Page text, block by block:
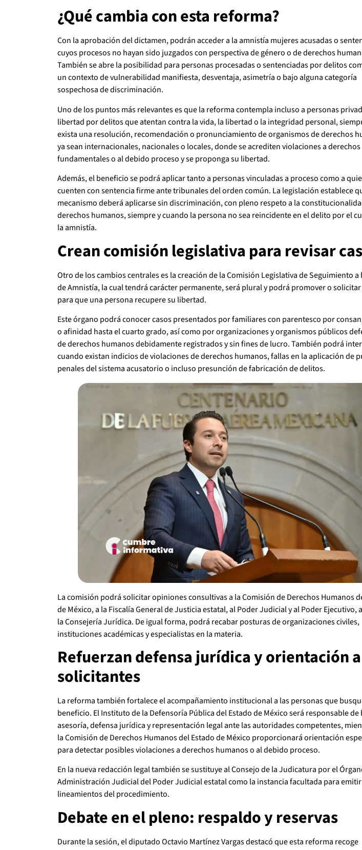
¿Qué cambia con esta reforma?
Con la aprobación del dictamen, podrán acceder a la amnistía mujeres acusadas o
cuyos procesos no hayan sido juzgados con perspectiva de género o de derechos
También se abre la posibilidad para personas procesadas o sentenciadas por delitos
un contexto de vulnerabilidad manifiesta, desventaja, asimetría o bajo alguna categoría
sospechosa de discriminación.
Uno de los puntos más relevantes es que la reforma contempla incluso a personas
libertad por delitos que atentan contra la vida, la libertad o la integridad personal,
exista una resolución, recomendación o pronunciamiento de organismos de derechos
ya sean internacionales, nacionales o locales, donde se acrediten violaciones a derechos
fundamentales o al debido proceso y se proponga su libertad.
Además, el beneficio se podrá aplicar tanto a personas vinculadas a proceso como a
cuenten con sentencia firme ante tribunales del orden común. La legislación establece
mecanismo deberá aplicarse sin discriminación, con pleno respeto a la
derechos humanos, siempre y cuando la persona no sea reincidente en el delito por el
la amnistía.
Crean comisión legislativa para revisar
Otro de los cambios centrales es la creación de la Comisión Legislativa de Seguimiento a
de Amnistía, la cual tendrá carácter permanente, será plural y podrá promover o
para que una persona recupere su libertad.
Este órgano podrá conocer casos presentados por familiares con parentesco por
o afinidad hasta el cuarto grado, así como por organizaciones y organismos públicos
de derechos humanos debidamente registrados y sin fines de lucro. También podrá
cuando existan indicios de violaciones de derechos humanos, fallas en la aplicación de
penales del sistema acusatorio o incluso presunción de fabricación de delitos.
La comisión podrá solicitar opiniones consultivas a la Comisión de Derechos Humanos
de México, a la Fiscalía General de Justicia estatal, al Poder Judicial y al Poder Ejecutivo,
la Consejería Jurídica. De igual forma, podrá recabar posturas de organizaciones civiles,
instituciones académicas y especialistas en la materia.
Refuerzan defensa jurídica y orientación a
solicitantes
La reforma también fortalece el acompañamiento institucional a las personas que
beneficio. El Instituto de la Defensoría Pública del Estado de México será responsable
asesoría, defensa jurídica y representación legal ante las autoridades competentes,
la Comisión de Derechos Humanos del Estado de México proporcionará orientación
para detectar posibles violaciones a derechos humanos o al debido proceso.
En la nueva redacción legal también se sustituye al Consejo de la Judicatura por el
Administración Judicial del Poder Judicial estatal como la instancia facultada para
lineamientos del procedimiento.
Debate en el pleno: respaldo y reservas
Durante la sesión, el diputado Octavio Martínez Vargas destacó que esta reforma recoge